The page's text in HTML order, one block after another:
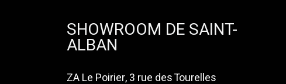
SHOWROOM DE SAINT-
ALBAN
ZA Le Poirier, 3 rue des Tourelles